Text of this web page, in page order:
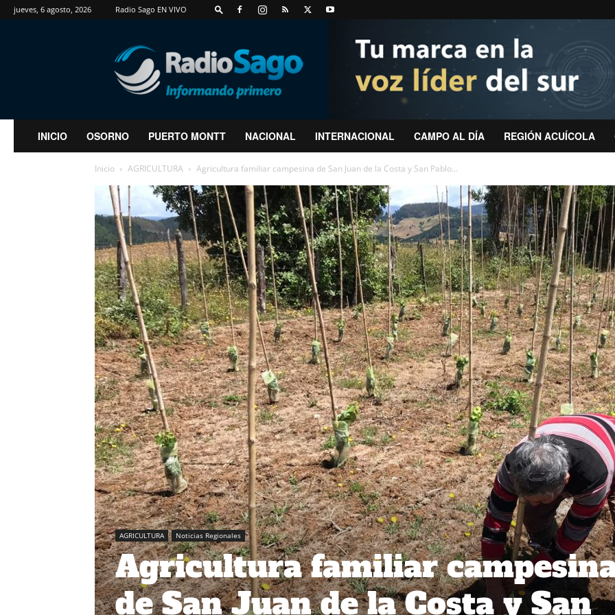
jueves, 6 agosto, 2026 Radio Sago EN VIVO
RadioSago
INICIO OSORNO PUERTO MONTT NACIONAL INTERNACIONAL CAMPO AL DÍA REGIÓN ACUÍCOLA
Inicio AGRICULTURA Agricultura familiar campesina de San Juan de la Costa y San Pablo...
AGRICULTURA Noticias Regionales
Agricultura familiar
de San Juan de la Costa y San